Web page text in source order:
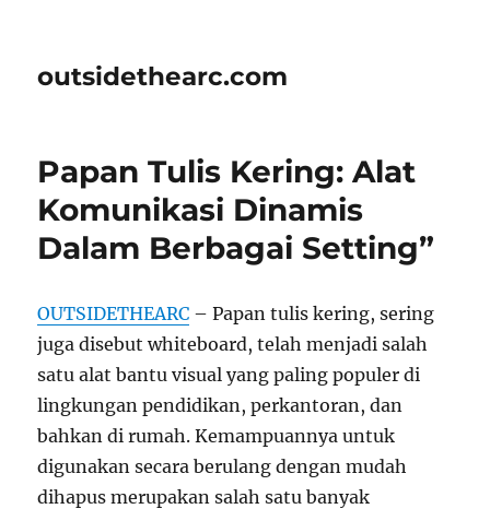
outsidethearc.com
Papan Tulis Kering: Alat
Komunikasi Dinamis
Dalam Berbagai Setting”
OUTSIDETHEARC – Papan tulis kering, sering
juga disebut whiteboard, telah menjadi salah
satu alat bantu visual yang paling populer di
lingkungan pendidikan, perkantoran, dan
bahkan di rumah. Kemampuannya untuk
digunakan secara berulang dengan mudah
dihapus merupakan salah satu banyak